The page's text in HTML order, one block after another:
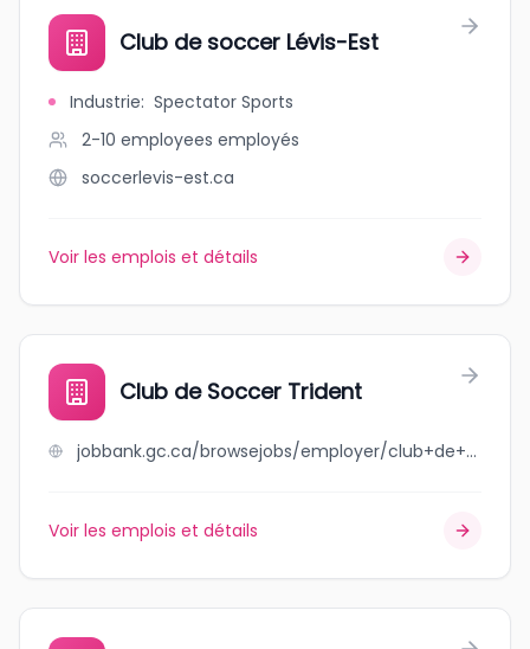
Club de soccer Lévis-Est
Industrie: Spectator Sports
2-10 employees employés
soccerlevis-est.ca
Voir les emplois et détails
Club de Soccer Trident
jobbank.gc.ca/browsejobs/employer/club+de+soccer+trident/ca
Voir les emplois et détails